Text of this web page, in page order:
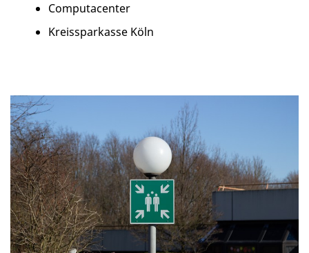
Computacenter
Kreissparkasse Köln